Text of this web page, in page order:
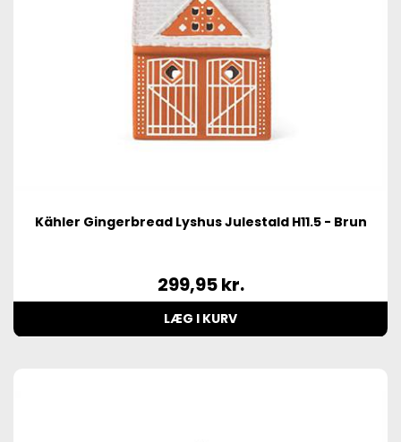
Kähler Gingerbread Lyshus Julestald H11.5 - Brun
299,95kr.
LÆG I KURV